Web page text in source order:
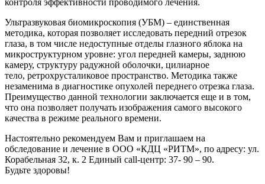
Ультразвуковая биомикроскопия (УБМ) – единственная
методика, которая позволяет исследовать передний отрезок
глаза, в том числе недоступные отделы глазного яблока на
микроструктурном уровне: угол передней камеры, заднюю
камеру, структуру радужной оболочки, цилиарное
тело, ретрохрусталиковое пространство. Методика также
незаменима в диагностике опухолей переднего отрезка глаза.
Преимущество данной технологии заключается еще и в том,
что она позволяет получать изображения самого высокого
качества в режиме реального времени.
Настоятельно рекомендуем Вам и приглашаем на
обследование и лечение в ООО «КДЦ «РИТМ», по адресу: ул.
Корабельная 32, к. 2 Единый call-центр: 37- 90 – 90.
Будьте здоровы!